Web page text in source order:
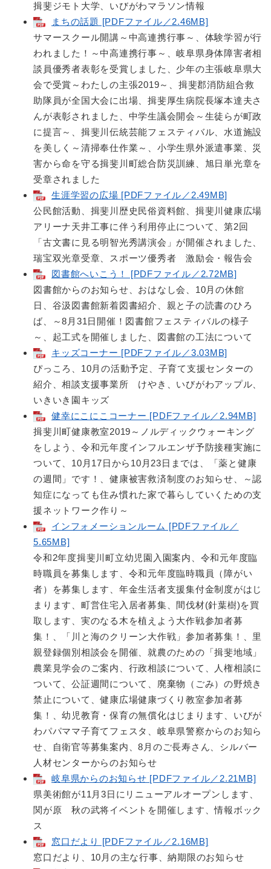
揖斐ジモト大学、いびがわマラソン情報
まちの話題 [PDFファイル／2.46MB]
サマースクール開講～中高連携行事～、体験学習が行
われました！～中高連携行事～、岐阜県身体障害者相
談員優秀者表彰を受賞しました、少年の主張岐阜県大
会で受賞～わたしの主張2019～、揖斐郡消防組合救
助隊員が全国大会に出場、揖斐厚生病院長塚本達夫さ
んが表彰されました、中学生議会開会～生徒らが町政
に提言～、揖斐川伝統芸能フェスティバル、水道施設
を美しく～清掃奉仕作業～、小学生県外派遣事業、災
害から命を守る揖斐川町総合防災訓練、旭日単光章を
受章されました
生涯学習の広場 [PDFファイル／2.49MB]
公民館活動、揖斐川歴史民俗資料館、揖斐川健康広場
アリーナ天井工事に伴う利用停止について、第2回
「古文書に見る明智光秀講演会」が開催されました、
瑞宝双光章受章、スポーツ優秀者 激励会・報告会
図書館へいこう！ [PDFファイル／2.72MB]
図書館からのお知らせ、おはなし会、10月の休館
日、谷汲図書館新着図書紹介、親と子の読書のひろ
ば、～8月31日開催！図書館フェスティバルの様子
～、起工式を開催しました、図書館の工法について
キッズコーナー [PDFファイル／3.03MB]
ぴっころ、10月の活動予定、子育て支援センターの
紹介、相談支援事業所 けやき、いびがわアップル、
いきいき園キッズ
健幸にこにこコーナー [PDFファイル／2.94MB]
揖斐川町健康教室2019～ノルディックウォーキング
をしよう、令和元年度インフルエンザ予防接種実施に
ついて、10月17日から10月23日までは、「薬と健康
の週間」です！、健康被害救済制度のお知らせ、～認
知症になっても住み慣れた家で暮らしていくための支
援ネットワーク作り～
インフォメーションルーム [PDFファイル／
5.65MB]
令和2年度揖斐川町立幼児園入園案内、令和元年度臨
時職員を募集します、令和元年度臨時職員（障がい
者）を募集します、年金生活者支援集付金制度がはじ
まります、町営住宅入居者募集、間伐材(針葉樹)を買
取します、実のなる木を植えよう大作戦参加者募
集！、「川と海のクリーン大作戦」参加者募集！、里
親登録個別相談会を開催、就農のための「揖斐地域」
農業見学会のご案内、行政相談について、人権相談に
ついて、公証週間について、廃棄物（ごみ）の野焼き
禁止について、健康広場健康づくり教室参加者募
集！、幼児教育・保育の無償化はじまります、いびが
わパパママ子育てフェスタ、岐阜県警察からのお知ら
せ、自衛官等募集案内、8月のご長寿さん、シルバー
人材センターからのお知らせ
岐阜県からのお知らせ [PDFファイル／2.21MB]
県美術館が11月3日にリニューアルオープンします、
関が原 秋の武将イベントを開催します、情報ボック
ス
窓口だより [PDFファイル／2.16MB]
窓口だより、10月の主な行事、納期限のお知らせ